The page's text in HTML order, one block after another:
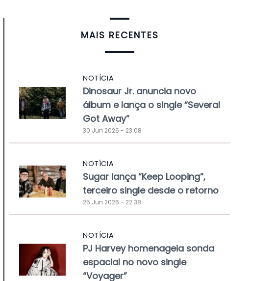
MAIS RECENTES
NOTÍCIA
Dinosaur Jr. anuncia novo
álbum e lança o single “Several
Got Away”
30 Jun 2026 - 23:08
NOTÍCIA
Sugar lança “Keep Looping”,
terceiro single desde o retorno
25 Jun 2026 - 22:38
NOTÍCIA
PJ Harvey homenageia sonda
espacial no novo single
“Voyager”